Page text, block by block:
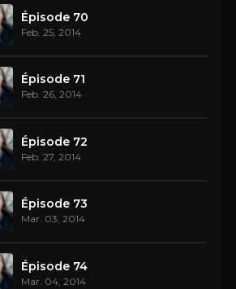
Épisode 70
Feb. 25, 2014
Épisode 71
Feb. 26, 2014
Épisode 72
Feb. 27, 2014
Épisode 73
Mar. 03, 2014
Épisode 74
Mar. 04, 2014